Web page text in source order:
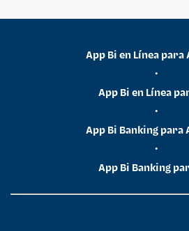
App Bi en Línea
•
App Bi en Línea
•
App Bi Banking para
•
App Bi Banking